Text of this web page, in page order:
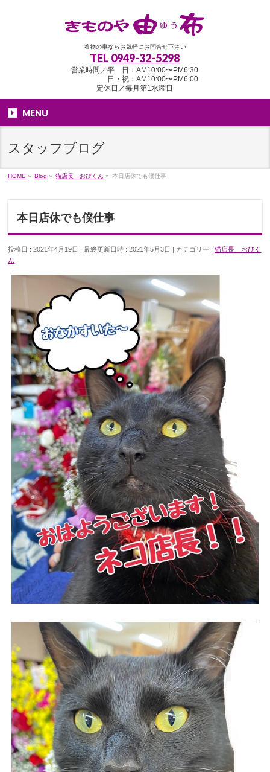
着物の事ならお気軽にお問合せ下さい
TEL 0949-32-5298
営業時間／平 日：AM10:00〜PM6:30
日・祝：AM10:00〜PM6:00
定休日／毎月第1水曜日
MENU
スタッフブログ
HOME » Blog » 猫店長 おびくん » 本日店休でも僕仕事
本日店休でも僕仕事
投稿日 : 2021年4月19日 最終更新日時 : 2021年5月3日 カテゴリー :猫店長 おびく
ん